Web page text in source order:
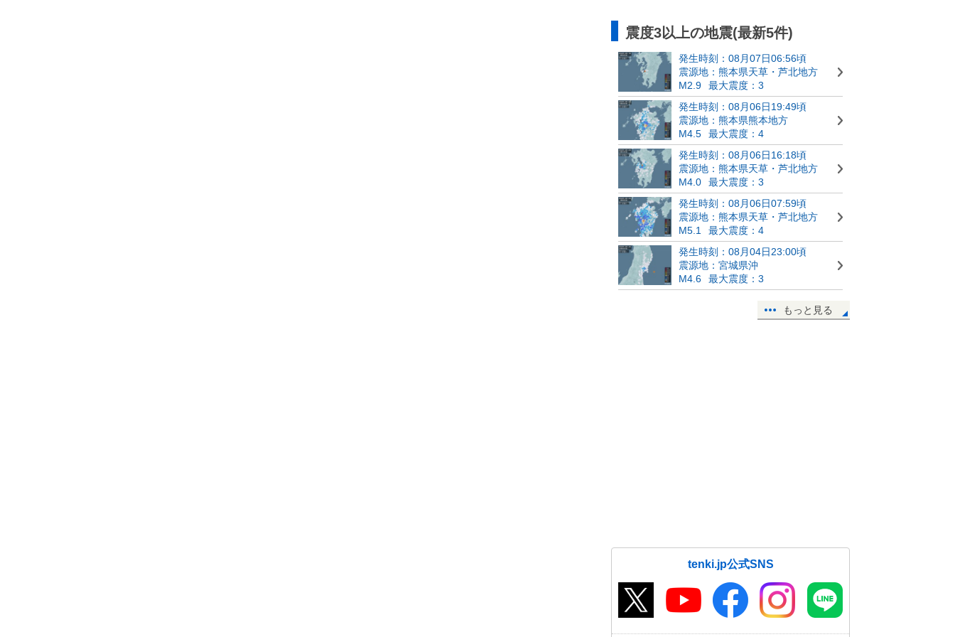
震度3以上の地震(最新5件)
発生時刻：08月07日06:56頃
震源地：熊本県天草・芦北地方
M2.9
最大震度：3
発生時刻：08月06日19:49頃
震源地：熊本県熊本地方
M4.5
最大震度：4
発生時刻：08月06日16:18頃
震源地：熊本県天草・芦北地方
M4.0
最大震度：3
発生時刻：08月06日07:59頃
震源地：熊本県天草・芦北地方
M5.1
最大震度：4
発生時刻：08月04日23:00頃
震源地：宮城県沖
M4.6
最大震度：3
もっと見る
tenki.jp公式SNS